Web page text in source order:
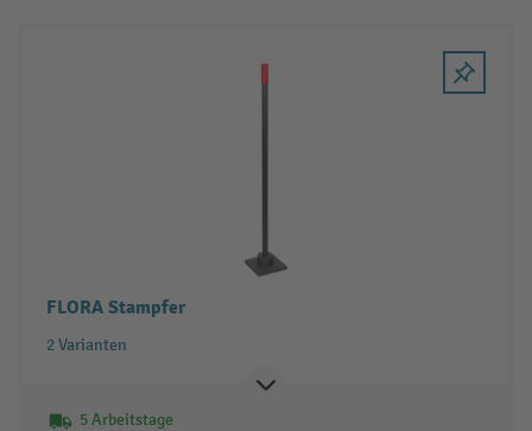
FLORA Stampfer
2 Varianten
5 Arbeitstage